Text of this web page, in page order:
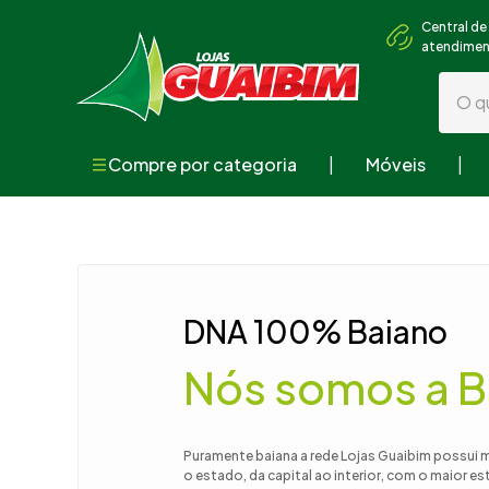
Central de
O
Compre por categoria Móveis
DNA 100% Baiano
Nós somos a
Puramente baiana a rede Lojas Guaibim
o estado, da capital ao interior, com o maior
Termos
4º
sofá
cama
6
7º
tv